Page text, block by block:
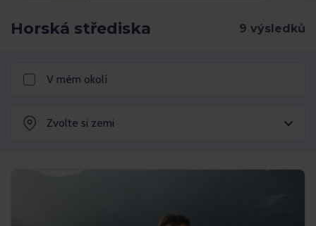
Horská střediska
V mém okolí
Zvolte si zemi